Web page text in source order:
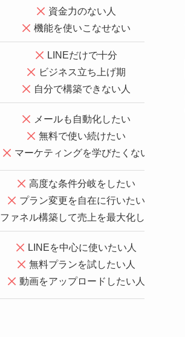
資金力のない人
機能を使いこなせない
LINEだけで十分
ビジネス立ち上げ期
自分で構築できない人
メールも自動化したい
無料で使い続けたい
マーケティングを学びたくない
高度な条件分岐をしたい
プラン変更を自在に行いたい
ファネル構築して売上を最大化したい
LINEを中心に使いたい人
無料プランを試したい人
動画をアップロードしたい人